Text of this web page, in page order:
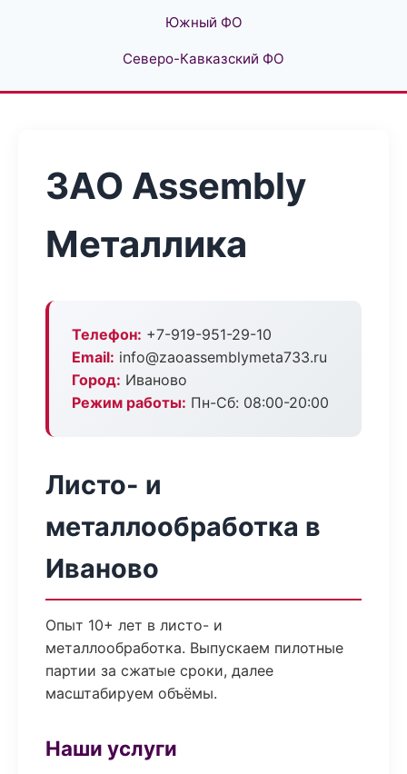
Южный ФО
Северо-Кавказский ФО
ЗАО Assembly
Металлика
Телефон: +7-919-951-29-10
Email: info@zaoassemblymeta733.ru
Город: Иваново
Режим работы: Пн-Сб: 08:00-20:00
Листо- и
металлообработка в
Иваново
Опыт 10+ лет в листо- и
металлообработка. Выпускаем пилотные
партии за сжатые сроки, далее
масштабируем объёмы.
Наши услуги